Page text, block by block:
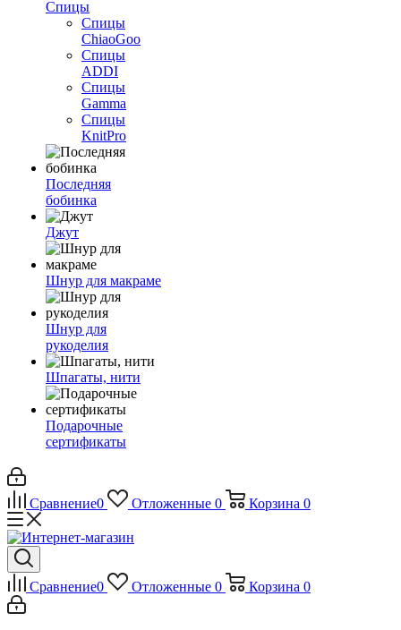
Спицы
Спицы
ChiaoGoo
Спицы
ADDI
Спицы
Gamma
Спицы
KnitPro
Последняя
бобинка
Джут
Шнур для макраме
Шнур для
рукоделия
Шпагаты, нити
Подарочные
сертификаты
Сравнение0 Отложенные 0 Корзина 0
Сравнение0 Отложенные 0 Корзина 0